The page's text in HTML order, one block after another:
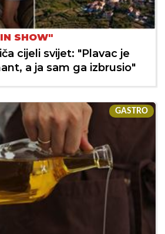
SHOW"
cijeli svijet: "Plavac je
a ja sam ga izbrusio"
GASTRO